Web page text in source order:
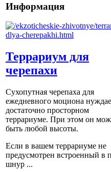
Информация
Террариум для
черепахи
Сухопутная черепаха для
ежедневного моциона
достаточно просторном
террариуме. При этом он
быть любой высоты.
Если в вашем террариуме не
предусмотрен встроенный в
шнур ...